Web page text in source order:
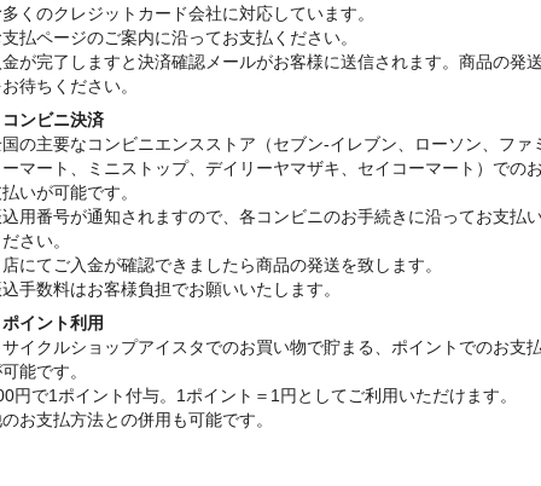
くのクレジットカード会社に対応しています。
払ページのご案内に沿ってお支払ください。
が完了しますと決済確認メールがお客様に送信されます。商品の発
待ちください。
ンビニ決済
の主要なコンビニエンスストア（セブン-イレブン、ローソン、ファ
マート、ミニストップ、デイリーヤマザキ、セイコーマート）での
いが可能です。
用番号が通知されますので、各コンビニのお手続きに沿ってお支払
さい。
にてご入金が確認できましたら商品の発送を致します。
手数料はお客様負担でお願いいたします。
イント利用
イクルショップアイスタでのお買い物で貯まる、ポイントでのお支
能です。
円で1ポイント付与。1ポイント＝1円としてご利用いただけます。
お支払方法との併用も可能です。